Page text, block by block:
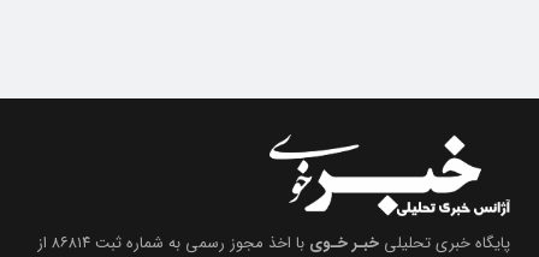
پایگاه خبری تحلیلی خبـر خـوی
با اخذ مجوز رسمی به شماره ثبت ۸۶۸۱۴ از